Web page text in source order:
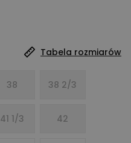
Tabela rozmiarów
38 38 2/3
41 1/3 42